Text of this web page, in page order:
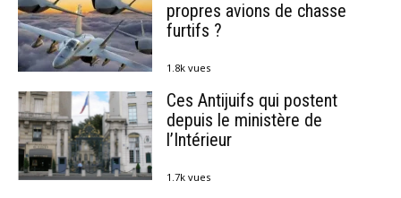
propres avions de chasse
furtifs ?
1.8k vues
Ces Antijuifs qui postent
depuis le ministère de
l’Intérieur
1.7k vues